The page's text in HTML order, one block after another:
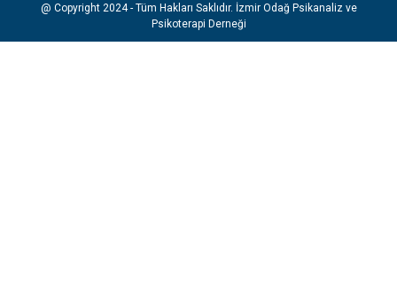
@ Copyright 2024 - Tüm Hakları Saklıdır. İzmir Odağ Psikanaliz ve
Psikoterapi Derneği